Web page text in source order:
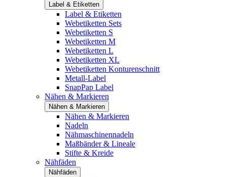
Label & Etiketten
Label & Etiketten
Webetiketten Sets
Webetiketten S
Webetiketten M
Webetiketten L
Webetiketten XL
Webetiketten Konturenschnitt
Metall-Label
SnapPap Label
Nähen & Markieren
Nähen & Markieren
Nähen & Markieren
Nadeln
Nähmaschinennadeln
Maßbänder & Lineale
Stifte & Kreide
Nähfäden
Nähfäden